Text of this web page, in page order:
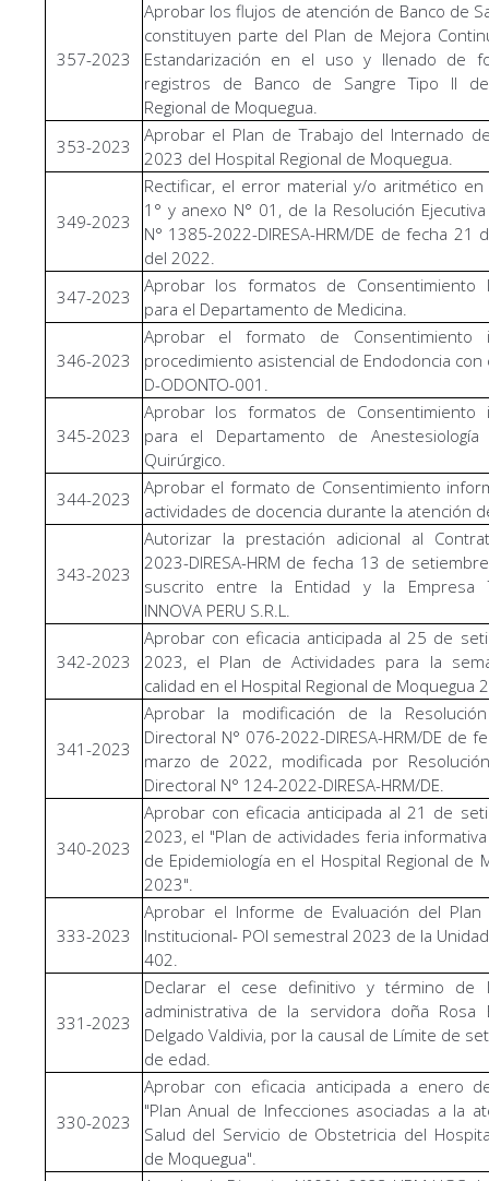
357-2023
Aprobar los flujos de atención de Banco de
constituyen parte del Plan de Mejora
Estandarización en el uso y llenado de
registros de Banco de Sangre Tipo II
Regional de Moquegua.
353-2023
Aprobar el Plan de Trabajo del Internado
2023 del Hospital Regional de Moquegua.
349-2023
Rectificar, el error material y/o aritmético
1° y anexo N° 01, de la Resolución
N° 1385-2022-DIRESA-HRM/DE de fecha 21
del 2022.
347-2023
Aprobar los formatos de Consentimiento
para el Departamento de Medicina.
346-2023
Aprobar el formato de Consentimiento
procedimiento asistencial de Endodoncia con
D-ODONTO-001.
345-2023
Aprobar los formatos de Consentimiento
para el Departamento de
Quirúrgico.
344-2023
Aprobar el formato de Consentimiento
actividades de docencia durante la atención
343-2023
Autorizar la prestación adicional al
2023-DIRESA-HRM de fecha 13 de
suscrito entre la Entidad y la Empresa
INNOVA PERU S.R.L.
342-2023
Aprobar con eficacia anticipada al 25 de
2023, el Plan de Actividades para la
calidad en el Hospital Regional de Moquegua
341-2023
Aprobar la modificación de la Resolución
Directoral N° 076-2022-DIRESA-HRM/DE de
marzo de 2022, modificada por
Directoral N° 124-2022-DIRESA-HRM/DE.
340-2023
Aprobar con eficacia anticipada al 21 de
2023, el "Plan de actividades feria
de Epidemiología en el Hospital Regional de
2023".
333-2023
Aprobar el Informe de Evaluación del Plan
Institucional- POI semestral 2023 de la
402.
331-2023
Declarar el cese definitivo y término de
administrativa de la servidora doña Rosa
Delgado Valdivia, por la causal de Límite de
de edad.
330-2023
Aprobar con eficacia anticipada a enero
"Plan Anual de Infecciones asociadas a la
Salud del Servicio de Obstetricia del
de Moquegua".